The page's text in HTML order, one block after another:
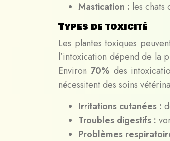
Mastication : les chats
Types de toxicité
Les plantes toxiques
l’intoxication dépend de la
Environ 70% des
nécessitent des soins
Irritations cutanées :
Troubles digestifs :
Problèmes